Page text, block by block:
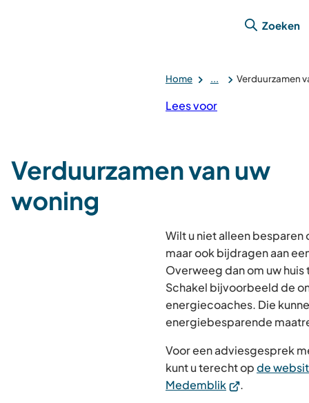
Zoeken
Home ... Verduurzamen
Lees voor
Verduurzamen van uw
woning
Wilt u niet alleen
maar ook bijdragen aan
Overweeg dan om uw
Schakel bijvoorbeeld de
energiecoaches. Die
energiebesparende
Voor een adviesgesprek
kunt u terecht opde
Medemblik(Verwijst
.